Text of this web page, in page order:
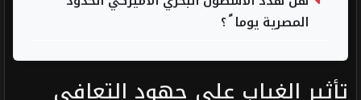
المصرية يوما ً ؟
تأثير الغياب على جهود التعافي